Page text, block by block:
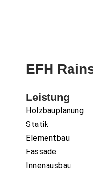
EFH
Leistung
Holzbauplanung
Statik
Elementbau
Fassade
Innenausbau